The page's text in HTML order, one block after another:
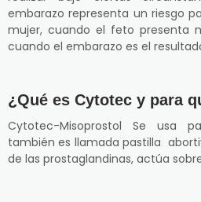
embarazo representa un riesgo
mujer, cuando el feto presenta
cuando el embarazo es el
¿Qué es Cytotec y para
Cytotec-Misoprostol Se usa
también es llamada pastilla
de las prostaglandinas, actúa